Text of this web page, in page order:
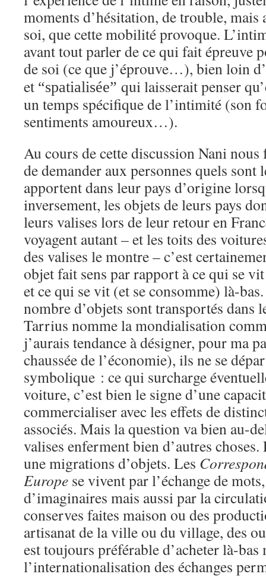
moments d’hésitation, de trouble, mais
soi, que cette mobilité provoque.
avant tout parler de ce qui fait épreuve
de soi (ce que j’éprouve…), bien loin
et “spatialisée” qui laisserait penser
un temps spécifique de l’intimité (son
sentiments amoureux…).
Au cours de cette discussion Nani
de demander aux personnes quels sont
apportent dans leur pays d’origine
inversement, les objets de leurs pays
leurs valises lors de leur retour en
voyagent autant – et les toits des
des valises le montre – c’est
objet fait sens par rapport à ce qui se
et ce qui se vit (et se consomme) là-
nombre d’objets sont transportés dans
Tarrius nomme la mondialisation
j’aurais tendance à désigner, pour ma
chaussée de l’économie), ils ne se
symbolique : ce qui surcharge
voiture, c’est bien le signe d’une
commercialiser avec les effets de
associés. Mais la question va bien au-
valises enferment bien d’autres
une migrations d’objets. Les
Europe se vivent par l’échange de
d’imaginaires mais aussi par la
conserves faites maison ou des
artisanat de la ville ou du village, des
est toujours préférable d’acheter là-bas
l’internationalisation des échanges